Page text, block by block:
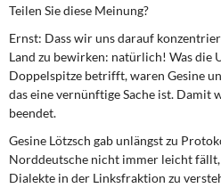
Teilen Sie diese Meinung?
Ernst: Dass wir uns darauf
Land zu bewirken: natürlich! Was die
Doppelspitze betrifft, waren Gesine
das eine vernünftige Sache ist. Damit
beendet.
Gesine Lötzsch gab unlängst zu
Norddeutsche nicht immer leicht
Dialekte in der Linksfraktion zu